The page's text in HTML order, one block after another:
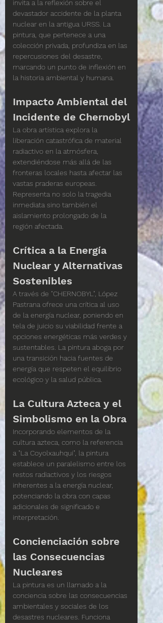
invita a la reflexión sobre el
devastador accidente de la planta
nuclear en la antigua URSS. La
pintura, que pertenece a una
colección privada, profundiza en las
repercusiones del desastre,
marcando un punto de inflexión en
la historia ambiental y humana.
Impacto Ambiental del
Incidente de Chernobyl
La obra artística explora la
liberación catastrófica de material
radiactivo en la atmósfera,
extendiéndose más allá de las
fronteras locales hasta afectar las
vastas praderas europeas.
Representa no solo la tragedia
inmediata sino también el
aislamiento prolongado de la
región afectada.
Crítica a la Energía
Nuclear y Alternativas
Sostenibles
A través de "CHERNOBYL", López
Pastrana ofrece una crítica al uso
de la energía nuclear, poniendo en
tela de juicio su viabilidad frente a
opciones energéticas más verdes y
sustentables. La pintura aboga por
una transición hacia fuentes de
energía que respeten el equilibrio
ecológico y la salud pública.
La Cultura Azteca y el
Simbolismo en la Obra
Incorporando elementos de la
cultura azteca, como la referencia
a "La Coyolxauhqui", la pintura
establece un paralelismo entre los
restos radiactivos y los riesgos
inherentes a la energía nuclear,
potenciando la obra con capas
adicionales de significado e
interpretación.
Concienciación sobre
las Consecuencias
Nucleares
La pintura es un llamado a la
conciencia sobre las consecuencias
ambientales y sociales de los
desastres nucleares. Funciona